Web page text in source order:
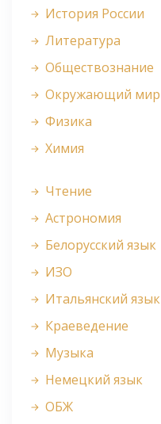
История России
Литература
Обществознание
Окружающий мир
Физика
Химия
Чтение
Астрономия
Белорусский язык
ИЗО
Итальянский язык
Краеведение
Музыка
Немецкий язык
ОБЖ